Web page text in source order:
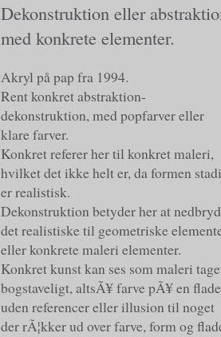
Dekonstruktion eller
med konkrete elementer.
Akryl på pap fra 1994.
Rent konkret abstraktion-
dekonstruktion, med popfarver eller
klare farver.
Konkret referer her til konkret maleri,
hvilket det ikke helt er, da formen
er realistisk.
Dekonstruktion betyder her at
det realistiske til geometriske
eller konkrete maleri elementer.
Konkret kunst kan ses som maleri
bogstaveligt, altsÃ¥ farve pÃ¥ en
uden referencer eller illusion til noget
der rÃ¦kker ud over farve, form og